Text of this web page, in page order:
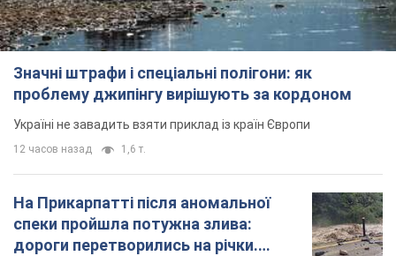
Значні штрафи і спеціальні полігони: як
проблему джипінгу вирішують за кордоном
Україні не завадить взяти приклад із країн Європи
12 часов назад 1,6 т.
На Прикарпатті після аномальної
спеки пройшла потужна злива:
дороги перетворились на річки.